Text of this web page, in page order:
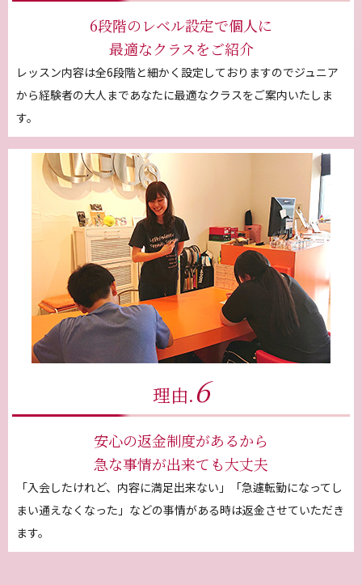
6段階のレベル設定で個人に
最適なクラスをご紹介
レッスン内容は全6段階と細かく設定しておりますのでジュニア
から経験者の大人まであなたに最適なクラスをご案内いたしま
す。
理由.6
安心の返金制度があるから
急な事情が出来ても大丈夫
「入会したけれど、内容に満足出来ない」「急遽転勤になってし
まい通えなくなった」などの事情がある時は返金させていただき
ます。